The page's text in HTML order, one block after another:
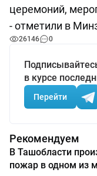
церемоний,
- отметили в
26146 0
в курсе
Перейти
Рекомендуем
В Ташобласти
пожар в одном из